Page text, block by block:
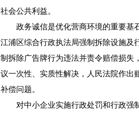
社会公共利益。
政务诚信是优化营商环境的重要基
江浦区综合行政执法局强制拆除设施及
制拆除广告牌行为违法并责令赔偿损失
议一次性、实质性解决，人民法院作出
补偿问题。
对中小企业实施行政处罚和行政强